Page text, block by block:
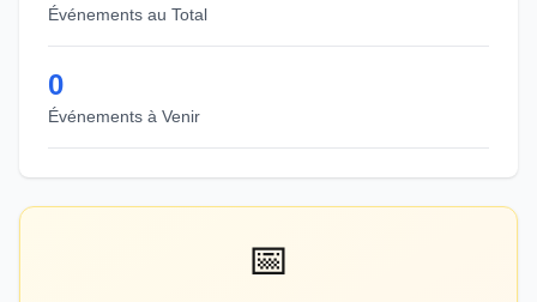
Événements au Total
0
Événements à Venir
📅